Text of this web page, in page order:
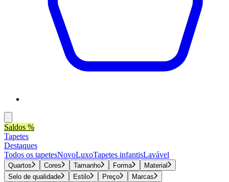
Saldos %
Tapetes
Destaques
Todos os tapetesNovoLuxoTapetes infantisLavável
Quartos Cores Tamanho Forma
Material
Selo de qualidade
Estilo Preço
Marcas